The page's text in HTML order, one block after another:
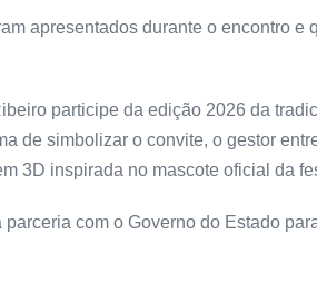
apresentados durante o encontro
participe da edição 2026 da
de simbolizar o convite, o gestor
3D inspirada no mascote oficial da
com o Governo do Estado